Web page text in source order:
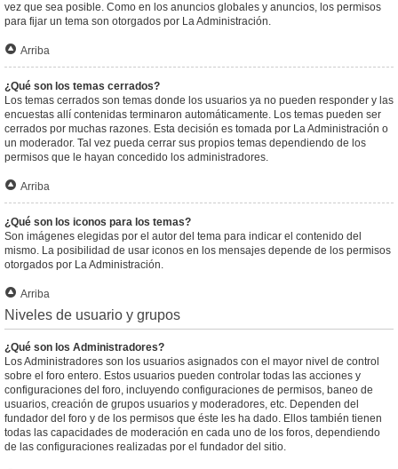
vez que sea posible. Como en los anuncios globales y anuncios, los permisos
para fijar un tema son otorgados por La Administración.
Arriba
¿Qué son los temas cerrados?
Los temas cerrados son temas donde los usuarios ya no pueden responder y las
encuestas allí contenidas terminaron automáticamente. Los temas pueden ser
cerrados por muchas razones. Esta decisión es tomada por La Administración o
un moderador. Tal vez pueda cerrar sus propios temas dependiendo de los
permisos que le hayan concedido los administradores.
Arriba
¿Qué son los iconos para los temas?
Son imágenes elegidas por el autor del tema para indicar el contenido del
mismo. La posibilidad de usar iconos en los mensajes depende de los permisos
otorgados por La Administración.
Arriba
Niveles de usuario y grupos
¿Qué son los Administradores?
Los Administradores son los usuarios asignados con el mayor nivel de control
sobre el foro entero. Estos usuarios pueden controlar todas las acciones y
configuraciones del foro, incluyendo configuraciones de permisos, baneo de
usuarios, creación de grupos usuarios y moderadores, etc. Dependen del
fundador del foro y de los permisos que éste les ha dado. Ellos también tienen
todas las capacidades de moderación en cada uno de los foros, dependiendo
de las configuraciones realizadas por el fundador del sitio.